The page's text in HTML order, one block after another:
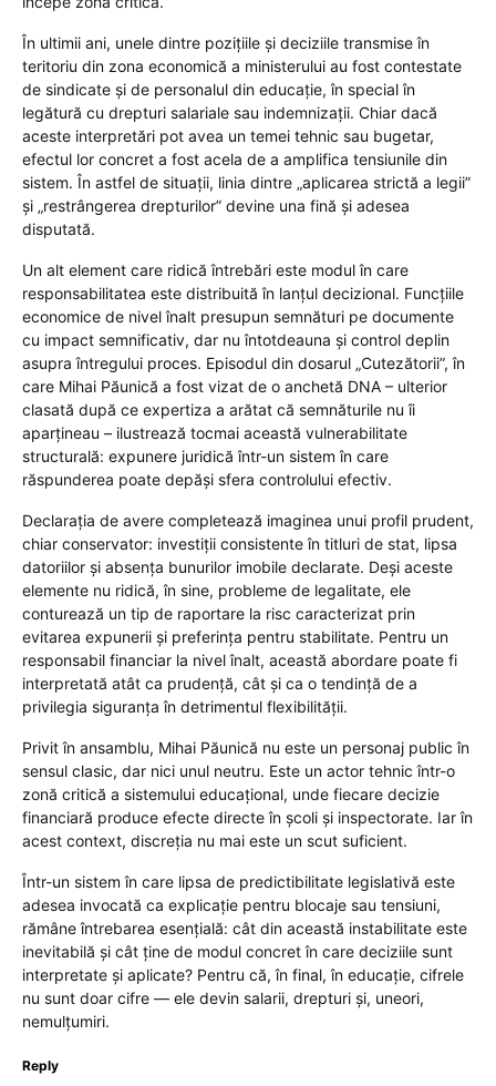
În ultimii ani, unele dintre pozițiile și deciziile transmise în
teritoriu din zona economică a ministerului au fost contestate
de sindicate și de personalul din educație, în special în
legătură cu drepturi salariale sau indemnizații. Chiar dacă
aceste interpretări pot avea un temei tehnic sau bugetar,
efectul lor concret a fost acela de a amplifica tensiunile din
sistem. În astfel de situații, linia dintre „aplicarea strictă a legii”
și „restrângerea drepturilor” devine una fină și adesea
disputată.
Un alt element care ridică întrebări este modul în care
responsabilitatea este distribuită în lanțul decizional. Funcțiile
economice de nivel înalt presupun semnături pe documente
cu impact semnificativ, dar nu întotdeauna și control deplin
asupra întregului proces. Episodul din dosarul „Cutezătorii”, în
care Mihai Păunică a fost vizat de o anchetă DNA – ulterior
clasată după ce expertiza a arătat că semnăturile nu îi
aparțineau – ilustrează tocmai această vulnerabilitate
structurală: expunere juridică într-un sistem în care
răspunderea poate depăși sfera controlului efectiv.
Declarația de avere completează imaginea unui profil prudent,
chiar conservator: investiții consistente în titluri de stat, lipsa
datoriilor și absența bunurilor imobile declarate. Deși aceste
elemente nu ridică, în sine, probleme de legalitate, ele
conturează un tip de raportare la risc caracterizat prin
evitarea expunerii și preferința pentru stabilitate. Pentru un
responsabil financiar la nivel înalt, această abordare poate fi
interpretată atât ca prudență, cât și ca o tendință de a
privilegia siguranța în detrimentul flexibilității.
Privit în ansamblu, Mihai Păunică nu este un personaj public în
sensul clasic, dar nici unul neutru. Este un actor tehnic într-o
zonă critică a sistemului educațional, unde fiecare decizie
financiară produce efecte directe în școli și inspectorate. Iar în
acest context, discreția nu mai este un scut suficient.
Într-un sistem în care lipsa de predictibilitate legislativă este
adesea invocată ca explicație pentru blocaje sau tensiuni,
rămâne întrebarea esențială: cât din această instabilitate este
inevitabilă și cât ține de modul concret în care deciziile sunt
interpretate și aplicate? Pentru că, în final, în educație, cifrele
nu sunt doar cifre — ele devin salarii, drepturi și, uneori,
nemulțumiri.
Reply